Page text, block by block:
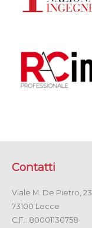
Contatti
Viale M. De Pietro, 23
73100 Lecce
C.F.: 80001130758